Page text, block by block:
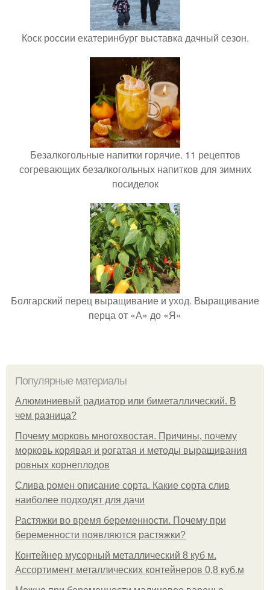
Коск россии екатеринбург выставка дачный сезон.
Безалкогольные напитки горячие. 11 рецептов
согревающих безалкогольных напитков для зимних
посиделок
Болгарский перец выращивание и уход. Выращивание
перца от «А» до «Я»
Популярные материалы
Алюминиевый радиатор или биметаллический. В
чем разница?
Почему морковь многохвостая. Причины, почему
морковь корявая и рогатая и методы выращивания
ровных корнеплодов
Слива ромен описание сорта. Какие сорта слив
наиболее подходят для дачи
Растяжки во время беременности. Почему при
беременности появляются растяжки?
Контейнер мусорный металлический 8 куб м.
Ассортимент металлических контейнеров 0,8 куб.м